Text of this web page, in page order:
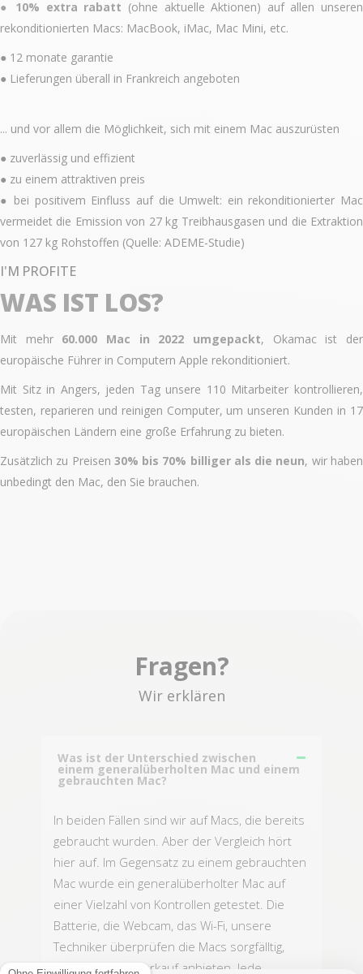
● 10% extra rabatt (ohne aktuelle Aktionen) auf allen unseren
rekonditionierten Macs: MacBook, iMac, Mac Mini, etc.
● 12 monate garantie
● Lieferungen überall in Frankreich angeboten
... und vor allem die Möglichkeit, sich mit einem Mac auszurüsten
● zuverlässig und effizient
● zu einem attraktiven preis
● bei positivem Einfluss auf die Umwelt: ein rekonditionierter Mac
vermeidet die Emission von 27 kg Treibhausgasen und die Extraktion
von 127 kg Rohstoffen (Quelle: ADEME-Studie)
I'M PROFITE
WAS IST LOS?
Mit mehr 60.000 Mac in 2022 umgepackt, Okamac ist der
europäische Führer in Computern Apple rekonditioniert.
Mit Sitz in Angers, jeden Tag unsere 110 Mitarbeiter kontrollieren,
testen, reparieren und reinigen Computer, um unseren Kunden in 17
europäischen Ländern eine große Erfahrung zu bieten.
Zusätzlich zu Preisen 30% bis 70% billiger als die neun, wir haben
unbedingt den Mac, den Sie brauchen.
Fragen?
Wir erklären
Was ist der Unterschied zwischen
einem generalüberholten Mac und einem
gebrauchten Mac?
In beiden Fällen sind wir auf Macs, die bereits
gebraucht wurden. Aber der Vergleich hört
hier auf. Im Gegensatz zu einem gebrauchten
Mac wurde ein generalüberholter Mac auf
einer Vielzahl von Kontrollen getestet. Die
Batterie, die Webcam, das Wi-Fi, unsere
Techniker überprüfen die Macs sorgfälltig,
bevor sie zum Verkauf anbieten. Jede